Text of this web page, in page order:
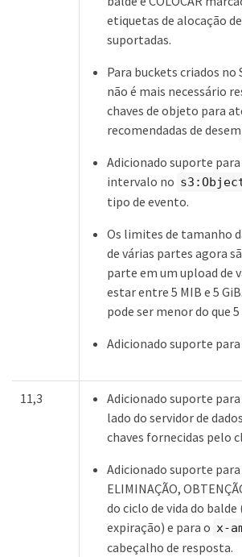
etiquetas de alocação
suportadas.
Para buckets criados no
não é mais necessário
chaves de objeto para
recomendadas de
Adicionado suporte
intervalo no
tipo de evento.
Os limites de tamanho
de várias partes agora
parte em um upload de
estar entre 5 MIB e 5
pode ser menor do que 5
Adicionado suporte para
11,3
Adicionado suporte
lado do servidor de
chaves fornecidas pelo
Adicionado suporte para
ELIMINAÇÃO,
do ciclo de vida do balde
expiração) e para o x-
cabeçalho de resposta.